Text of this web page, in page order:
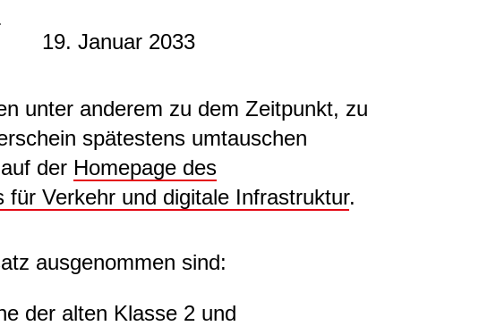
19. Januar 2033
unter anderem zu dem Zeitpunkt, zu
spätestens umtauschen
der Homepage des
für Verkehr und digitale Infrastruktur.
ausgenommen sind:
der alten Klasse 2 und